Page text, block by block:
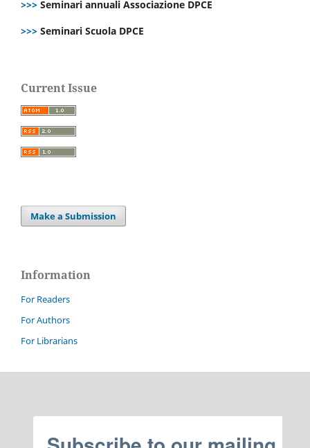
>>> Seminari annuali Associazione DPCE
>>> Seminari Scuola DPCE
Current Issue
Make a Submission
Information
For Readers
For Authors
For Librarians